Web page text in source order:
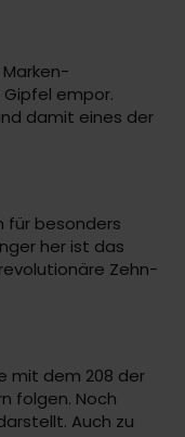
empor.
damit eines der
für besonders
her ist das
Zehn-
mit dem 208 der
folgen. Noch
Auch zu